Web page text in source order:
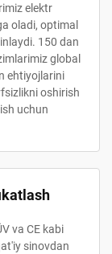
elektr
oladi, optimal
150 dan
global
ehtiyojlarini
oshirish
uchun
va CE kabi
sinovdan